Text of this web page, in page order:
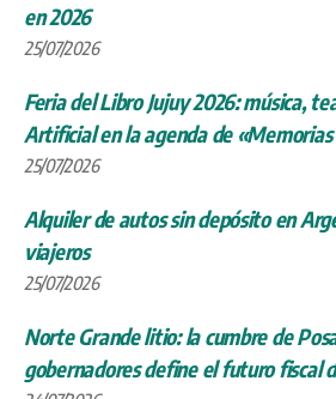
en 2026
25/07/2026
Feria del Libro Jujuy 2026: música,
Artificial en la agenda de «Memorias
25/07/2026
Alquiler de autos sin depósito en
viajeros
25/07/2026
Norte Grande litio: la cumbre de
gobernadores define el futuro fiscal